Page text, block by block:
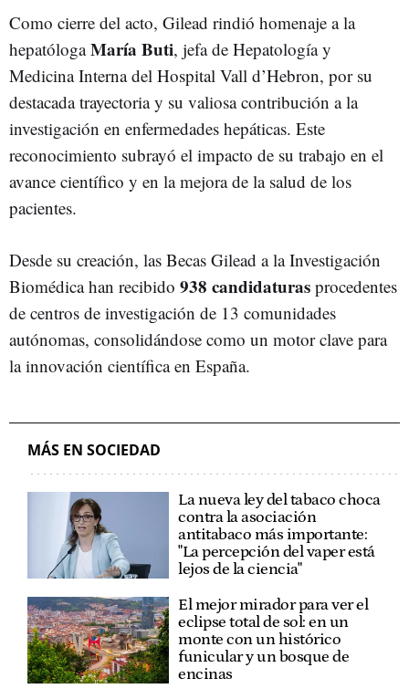
Como cierre del acto, Gilead rindió homenaje a la
hepatólogaMaría Buti, jefa de Hepatología y
Medicina Interna del Hospital Vall d’Hebron, por su
destacada trayectoria y su valiosa contribución a la
investigación en enfermedades hepáticas. Este
reconocimiento subrayó el impacto de su trabajo en el
avance científico y en la mejora de la salud de los
pacientes.
Desde su creación, las Becas Gilead a la Investigación
Biomédica han recibido 938 candidaturas procedentes
de centros de investigación de 13 comunidades
autónomas, consolidándose como un motor clave para
la innovación científica en España.
MÁS EN SOCIEDAD
La nueva ley del tabaco choca
contra la asociación
antitabaco más importante:
"La percepción del vaper está
lejos de la ciencia"
El mejor mirador para ver el
eclipse total de sol: en un
monte con un histórico
funicular y un bosque de
encinas